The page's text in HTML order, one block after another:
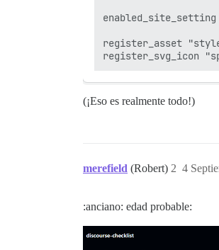
register_asset
(¡Eso es realmente todo!)
merefield (Robert) 4
2
:anciano: edad probable: